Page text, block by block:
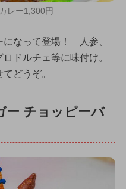
レー1,300円
になって登場！ 人参、
ドルチェ等に味付け。
どうぞ。
ー チョッピーバ